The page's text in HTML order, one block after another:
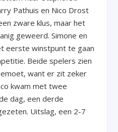
Pathuis en Nico Drost
zware klus, maar het
geweerd. Simone en
eerste winstpunt te gaan
Beide spelers zien
want er zit zeker
kwam met twee
dag, een derde
Uitslag, een 2-7